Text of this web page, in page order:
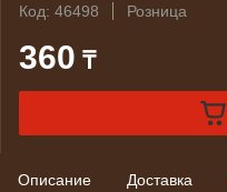
Код: 46498
Розница
360 ₸
Описание Доставка